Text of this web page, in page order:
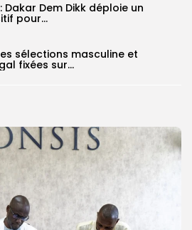
Dakar Dem Dikk déploie un
pour...
sélections masculine et
fixées sur...